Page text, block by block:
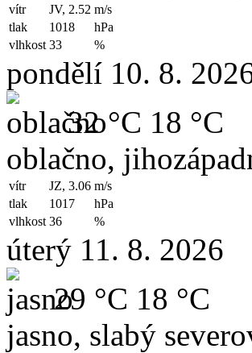
vítr JV, 2.52 m/s
tlak
1018
hPa
vlhkost 33 %
pondělí 10. 8.
32 °C 18 °C
oblačno,
vítr JZ, 3.06 m/s
tlak
1017
hPa
vlhkost 36 %
úterý 11. 8. 2026
29 °C 18 °C
jasno, slabý